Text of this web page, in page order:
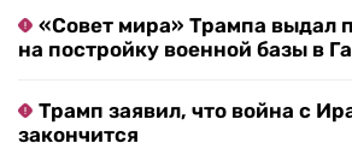
«Совет мира» Трампа выдал
на постройку военной базы в
Трамп заявил, что война с
закончится